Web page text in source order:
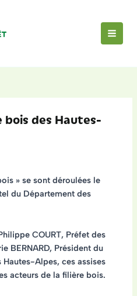
bois des Hautes-
» se sont déroulées le
du Département des
COURT, Préfet des
BERNARD, Président du
Alpes, ces assises
acteurs de la filière bois.